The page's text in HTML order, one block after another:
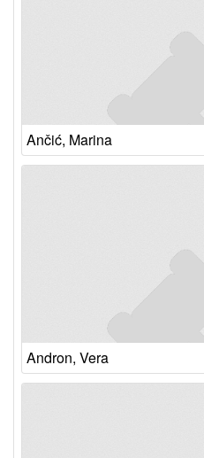
Ančić, Marina
Andron, Vera